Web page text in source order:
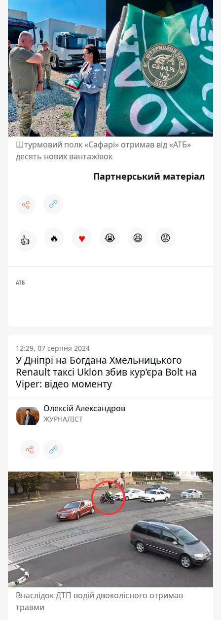
Штурмовий полк «Сафарі» отримав від «АТБ»
десять нових вантажівок
Партнерський матеріал
👍 🔥 ♥ 😭 😆 😡
АТБ
12:29, 07 серпня 2024
У Дніпрі на Богдана Хмельницького
Renault таксі Uklon збив кур’єра Bolt на
Viper: відео моменту
Олексій Александров
ЖУРНАЛІСТ
Внаслідок ДТП водій двоколісного отримав
травми